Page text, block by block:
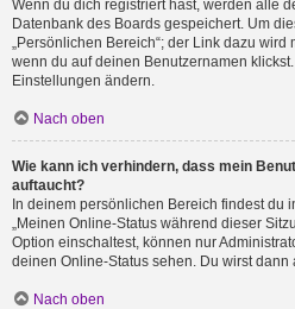
Wenn du dich registriert hast, werden alle
Datenbank des Boards gespeichert. Um
„Persönlichen Bereich“; der Link dazu
wenn du auf deinen Benutzernamen
Einstellungen ändern.
Nach oben
Wie kann ich verhindern, dass mein
auftaucht?
In deinem persönlichen Bereich findest du
„Meinen Online-Status während dieser
Option einschaltest, können nur
deinen Online-Status sehen. Du wirst
Nach oben